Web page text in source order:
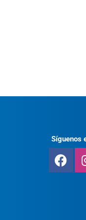
Síguenos